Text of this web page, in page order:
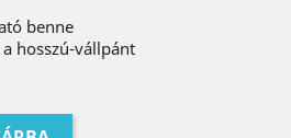
benne
hosszú-vállpánt